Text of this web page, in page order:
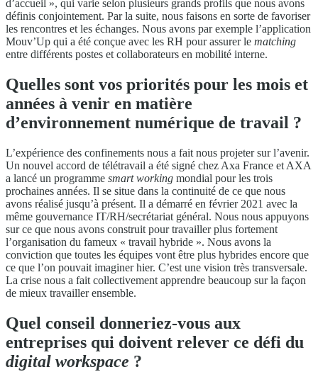
d’accueil », qui varie selon plusieurs grands profils que nous avons
définis conjointement. Par la suite, nous faisons en sorte de favoriser
les rencontres et les échanges. Nous avons par exemple l’application
Mouv’Up qui a été conçue avec les RH pour assurer le matching
entre différents postes et collaborateurs en mobilité interne.
Quelles sont vos priorités pour les mois et
années à venir en matière
d’environnement numérique de travail ?
L’expérience des confinements nous a fait nous projeter sur l’avenir.
Un nouvel accord de télétravail a été signé chez Axa France et AXA
a lancé un programme smart working mondial pour les trois
prochaines années. Il se situe dans la continuité de ce que nous
avons réalisé jusqu’à présent. Il a démarré en février 2021 avec la
même gouvernance IT/RH/secrétariat général. Nous nous appuyons
sur ce que nous avons construit pour travailler plus fortement
l’organisation du fameux « travail hybride ». Nous avons la
conviction que toutes les équipes vont être plus hybrides encore que
ce que l’on pouvait imaginer hier. C’est une vision très transversale.
La crise nous a fait collectivement apprendre beaucoup sur la façon
de mieux travailler ensemble.
Quel conseil donneriez-vous aux
entreprises qui doivent relever ce défi du
digital workspace ?